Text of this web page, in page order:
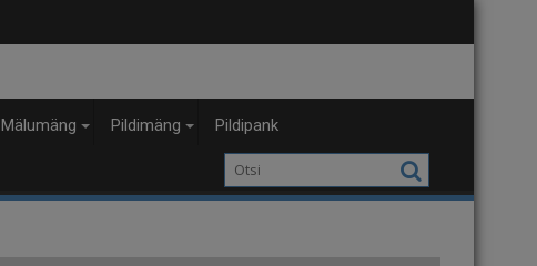
Mälumäng Pildimäng Pildipank